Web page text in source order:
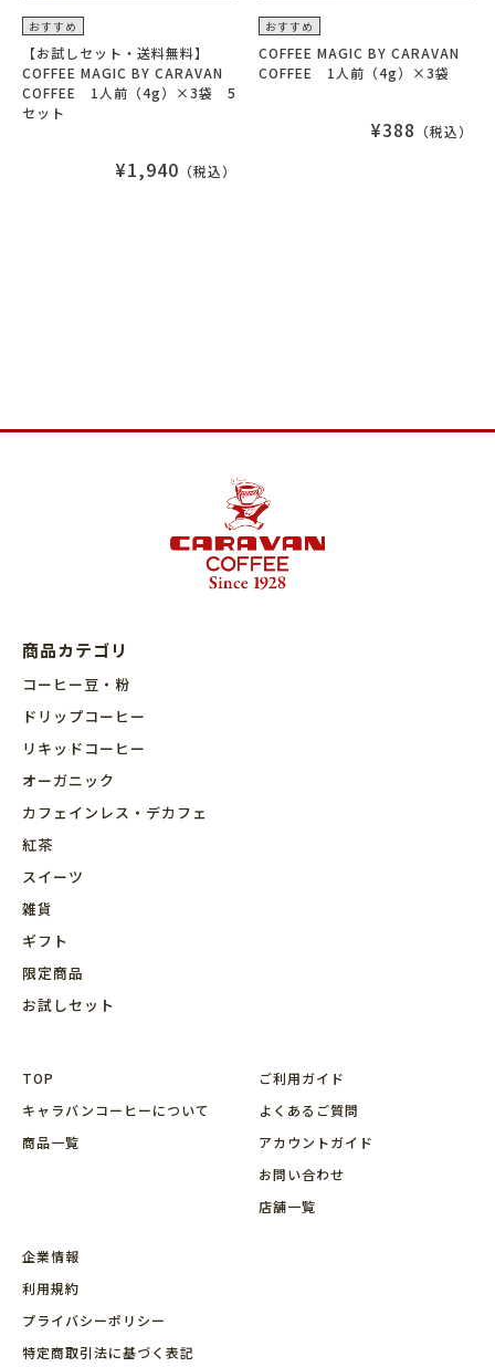
おすすめ
【お試しセット・送料無料】
COFFEE MAGIC BY CARAVAN
COFFEE 1人前（4g）×3袋 5
セット
¥1,940 （税込）
おすすめ
COFFEE MAGIC BY CARAVAN
COFFEE 1人前（4g）×3袋
¥388 （税込）
商品カテゴリ
コーヒー豆・粉
ドリップコーヒー
リキッドコーヒー
オーガニック
カフェインレス・デカフェ
紅茶
スイーツ
雑貨
ギフト
限定商品
お試しセット
TOP
キャラバンコーヒーについて
商品⼀覧
ご利用ガイド
よくあるご質問
アカウントガイド
お問い合わせ
店舗⼀覧
企業情報
利用規約
プライバシーポリシー
特定商取引法に基づく表記